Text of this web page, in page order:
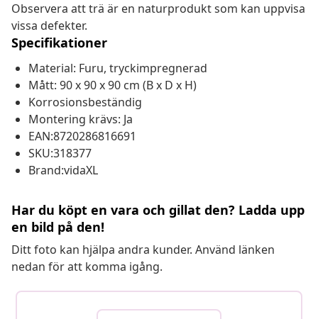
Observera att trä är en naturprodukt som kan uppvisa
vissa defekter.
Specifikationer
Material: Furu, tryckimpregnerad
Mått: 90 x 90 x 90 cm (B x D x H)
Korrosionsbeständig
Montering krävs: Ja
EAN:8720286816691
SKU:318377
Brand:vidaXL
Har du köpt en vara och gillat den? Ladda upp
en bild på den!
Ditt foto kan hjälpa andra kunder. Använd länken
nedan för att komma igång.